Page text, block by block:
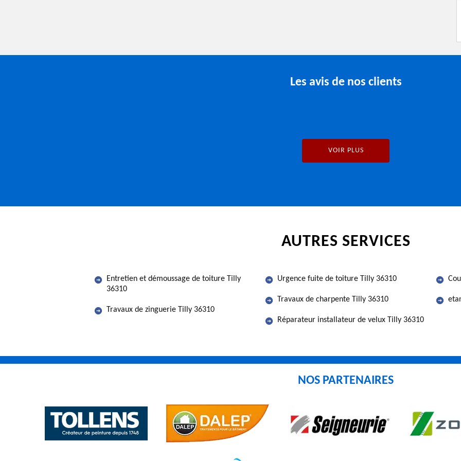
Les avis de nos clients
VOIR PLUS
AUTRES SERVICES
Entretien et démoussage de toiture Tilly
36310
Travaux de zinguerie Tilly 36310
Urgence fuite de toiture Tilly 36310
Travaux de charpente Tilly 36310
Réparateur installateur de velux Tilly 36310
NOS PARTENAIRES